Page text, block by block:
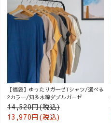
【福袋】ゆったりガーゼTシャツ/選べる
2カラー/知多木綿ダブルガーゼ
14,520円(税込)
13,970円(税込)